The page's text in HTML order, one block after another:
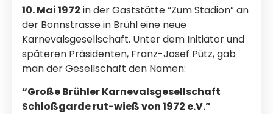
10. Mai 1972 in der Gaststätte “Zum Stadion” an
der Bonnstrasse in Brühl eine neue
Karnevalsgesellschaft. Unter dem Initiator und
späteren Präsidenten, Franz-Josef Pütz, gab
man der Gesellschaft den Namen:
“Große Brühler Karnevalsgesellschaft
Schloßgarde rut-wieß von 1972 e.V.”